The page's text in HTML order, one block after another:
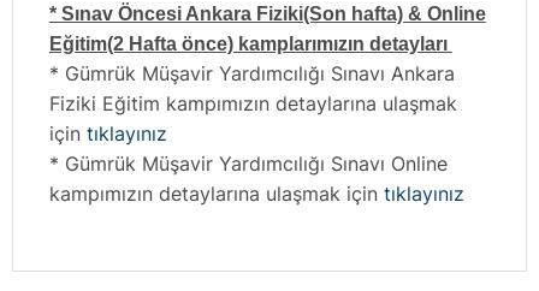
* Sınav Öncesi Ankara Fiziki(Son hafta) & Online
Eğitim(2 Hafta önce) kamplarımızın detayları
* Gümrük Müşavir Yardımcılığı Sınavı Ankara
Fiziki Eğitim kampımızın detaylarına ulaşmak
için tıklayınız
* Gümrük Müşavir Yardımcılığı Sınavı Online
kampımızın detaylarına ulaşmak için tıklayınız